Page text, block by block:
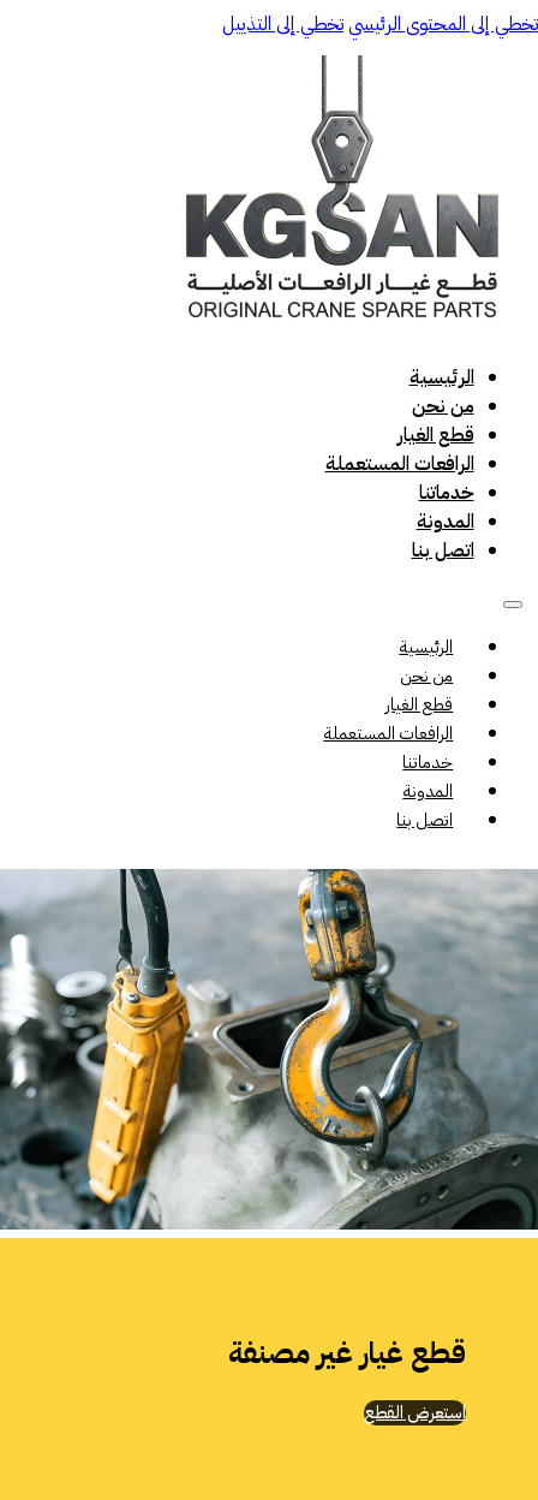
تخطي إلى المحتوى الرئيسيتخطي إلى التذييل
الرئيسية
من نحن
قطع الغيار
الرافعات المستعملة
خدماتنا
المدونة
اتصل بنا
الرئيسية
من نحن
قطع الغيار
الرافعات المستعملة
خدماتنا
المدونة
اتصل بنا
قطع غيار غير مصنفة
استعرض القطع